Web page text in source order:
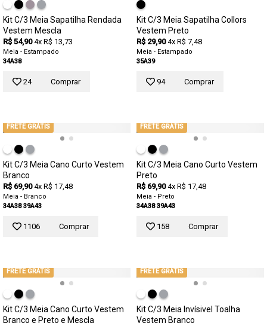
Kit C/3 Meia Sapatilha Rendada
Vestem Mescla
R$ 54,90 4x R$ 13,73
Meia - Estampado
34A38
24 Comprar
Kit C/3 Meia Sapatilha Collors
Vestem Preto
R$ 29,90 4x R$ 7,48
Meia - Estampado
35A39
94 Comprar
FRETE GRÁTIS
Kit C/3 Meia Cano Curto Vestem
Branco
R$ 69,90 4x R$ 17,48
Meia - Branco
34A38 39A43
1106 Comprar
FRETE GRÁTIS
Kit C/3 Meia Cano Curto Vestem
Preto
R$ 69,90 4x R$ 17,48
Meia - Preto
34A38 39A43
158 Comprar
FRETE GRÁTIS
Kit C/3 Meia Cano Curto Vestem
Branco e Preto e Mescla
FRETE GRÁTIS
Kit C/3 Meia Invísivel Toalha
Vestem Branco